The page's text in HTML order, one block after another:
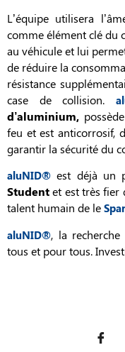
L’équipe utilisera
comme élément clé du
au véhicule et lui
de réduire la
résistance
case de collision.
d’aluminium,
feu et est anticorrosif,
garantir la sécurité du
aluNID® est déjà un
Studentet est très fier
talent humain de le
aluNID®, la
tous et pour tous.